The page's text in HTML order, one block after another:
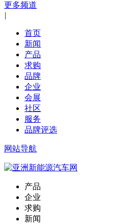
更多频道
|
首页
新闻
产品
求购
品牌
企业
会展
社区
服务
品牌评选
网站导航
产品
企业
求购
新闻